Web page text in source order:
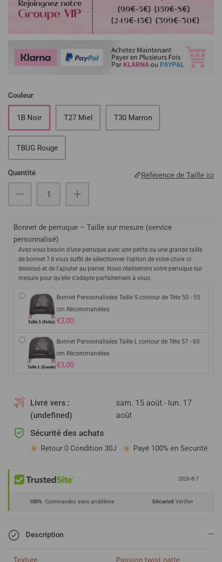
Couleur
1B Noir T27 Miel T30 Marron
TBUG Rouge
Quantité Référence de Taille ici
Bonnet de perruque – Taille sur mesure (service
personnalisé)
Avez-vous besoin d'une perruque avec une petite ou une grande taille
de bonnet ? Il vous suffit de sélectionner l'option de votre choix ci-
dessous et de l'ajouter au panier. Nous réaliserons votre perruque sur
mesure pour qu'elle s'adapte parfaitement à vous.
Bonnet Personnalisées Taille S contour de Tête 50 - 55
cm Récommandées
€3,00
Bonnet Personnalisées Taille L contour de Tête 57 - 60
cm Récommandées
€3,00
Livré vers :
(undefined)
sam. 15 août - lun. 17
août
Sécurité des achats
Retour 0 Condition 30J Payé 100% en Securité
2026-8-7
100% Commandes sans problème SécuriséVérifier
Description
Texture Passion twist natte